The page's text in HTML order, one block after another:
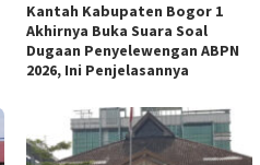
Kantah Kabupaten Bogor 1
Akhirnya Buka Suara Soal
Dugaan Penyelewengan ABPN
2026, Ini Penjelasannya